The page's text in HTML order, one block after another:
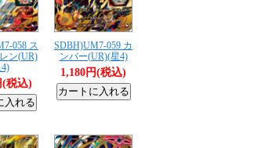
058 ス
ン(UR)
(税込)
SDBH)UM7-059 カ
ンバー(UR)(星4)
1,180円(税込)